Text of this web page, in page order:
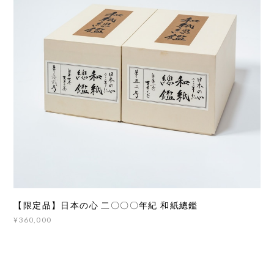
【限定品】日本の心 二〇〇〇年紀 和紙總鑑
¥360,000